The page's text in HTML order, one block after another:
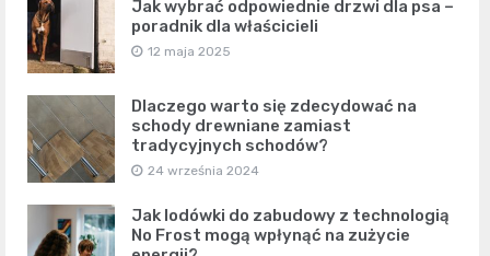
Jak wybrać odpowiednie drzwi dla psa –
poradnik dla właścicieli
12 maja 2025
Dlaczego warto się zdecydować na
schody drewniane zamiast
tradycyjnych schodów?
24 września 2024
Jak lodówki do zabudowy z technologią
No Frost mogą wpłynąć na zużycie